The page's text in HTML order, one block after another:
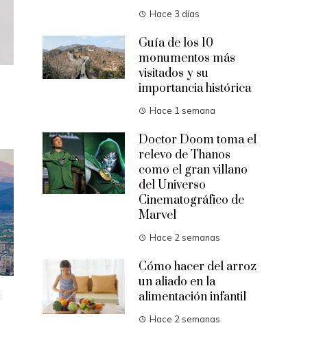
Hace 3 días
Guía de los 10
monumentos más
visitados y su
importancia histórica
Hace 1 semana
Doctor Doom toma el
relevo de Thanos
como el gran villano
del Universo
Cinematográfico de
Marvel
Hace 2 semanas
Cómo hacer del arroz
un aliado en la
alimentación infantil
Hace 2 semanas